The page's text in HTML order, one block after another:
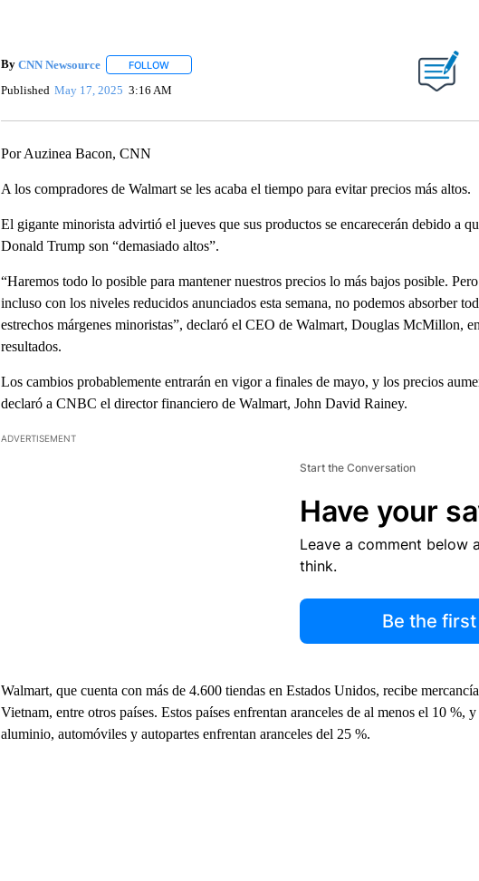
By CNN Newsource FOLLOWFOLLOW "" TO RECEIVE NOTIFICATIONS ABOUT NEW PAGES ON
Published May 17, 2025 3:16 AM
Por Auzinea Bacon, CNN
A los compradores de Walmart se les acaba el tiempo para evitar precios más altos.
El gigante minorista advirtió el jueves que sus productos se encarecerán debido a
Donald Trump son “demasiado altos”.
“Haremos todo lo posible para mantener nuestros precios lo más bajos posible.
incluso con los niveles reducidos anunciados esta semana, no podemos absorber
estrechos márgenes minoristas”, declaró el CEO de Walmart, Douglas McMillon,
resultados.
Los cambios probablemente entrarán en vigor a finales de mayo, y los precios
declaró a CNBC el director financiero de Walmart, John David Rainey.
ADVERTISEMENT
Start the Conversation
Have your
Leave a comment below
think.
Be the
Walmart, que cuenta con más de 4.600 tiendas en Estados Unidos, recibe
Vietnam, entre otros países. Estos países enfrentan aranceles de al menos el 10 %,
aluminio, automóviles y autopartes enfrentan aranceles del 25 %.